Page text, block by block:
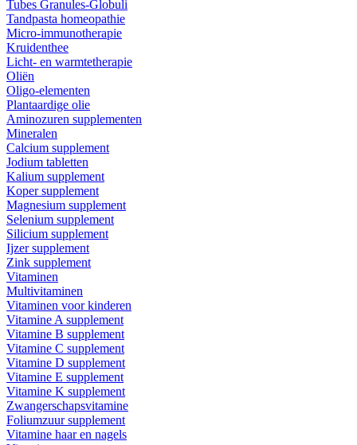
Tubes Granules-Globuli
Tandpasta homeopathie
Micro-immunotherapie
Kruidenthee
Licht- en warmtetherapie
Oliën
Oligo-elementen
Plantaardige olie
Aminozuren supplementen
Mineralen
Calcium supplement
Jodium tabletten
Kalium supplement
Koper supplement
Magnesium supplement
Selenium supplement
Silicium supplement
Ijzer supplement
Zink supplement
Vitaminen
Multivitaminen
Vitaminen voor kinderen
Vitamine A supplement
Vitamine B supplement
Vitamine C supplement
Vitamine D supplement
Vitamine E supplement
Vitamine K supplement
Zwangerschapsvitamine
Foliumzuur supplement
Vitamine haar en nagels